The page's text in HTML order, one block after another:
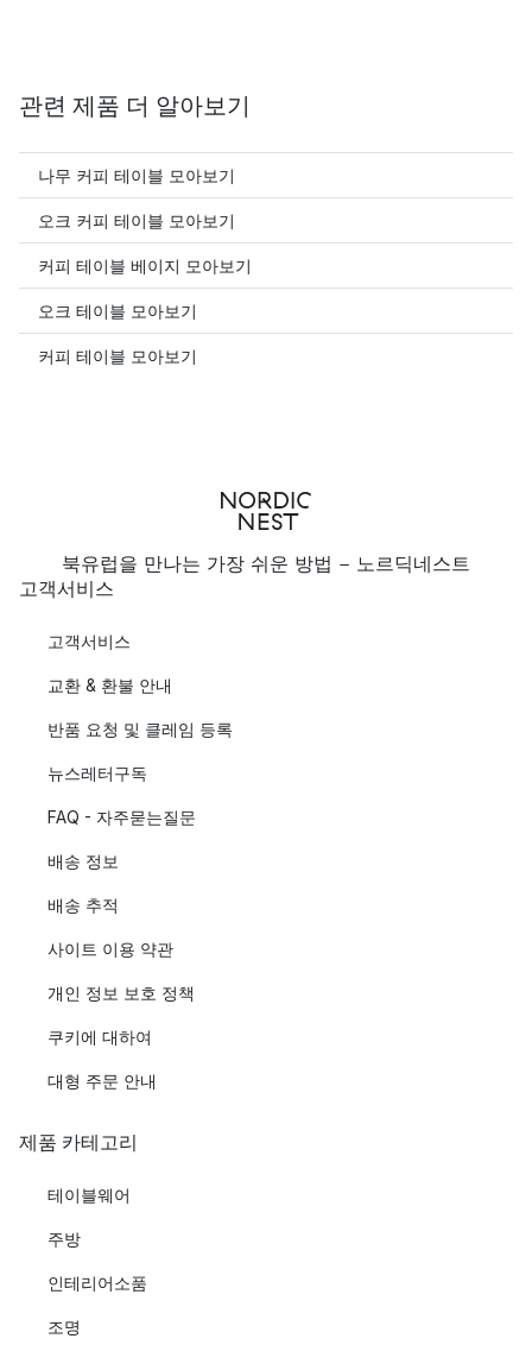
관련 제품 더 알아보기
나무 커피 테이블 모아보기
오크 커피 테이블 모아보기
커피 테이블 베이지 모아보기
오크 테이블 모아보기
커피 테이블 모아보기
북유럽을 만나는 가장 쉬운 방법 - 노르딕네스트
고객서비스
고객서비스
교환 & 환불 안내
반품 요청 및 클레임 등록
뉴스레터구독
FAQ - 자주묻는질문
배송 정보
배송 추적
사이트 이용 약관
개인 정보 보호 정책
쿠키에 대하여
대형 주문 안내
제품 카테고리
테이블웨어
주방
인테리어소품
조명